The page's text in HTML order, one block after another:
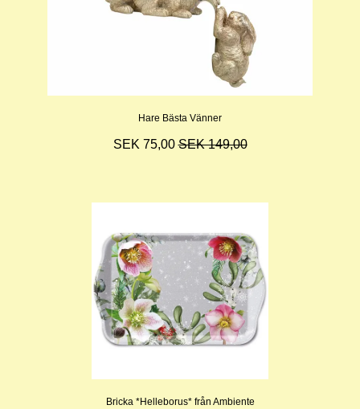
Hare Bästa Vänner
SEK 75,00SEK 149,00
Bricka *Helleborus* från Ambiente